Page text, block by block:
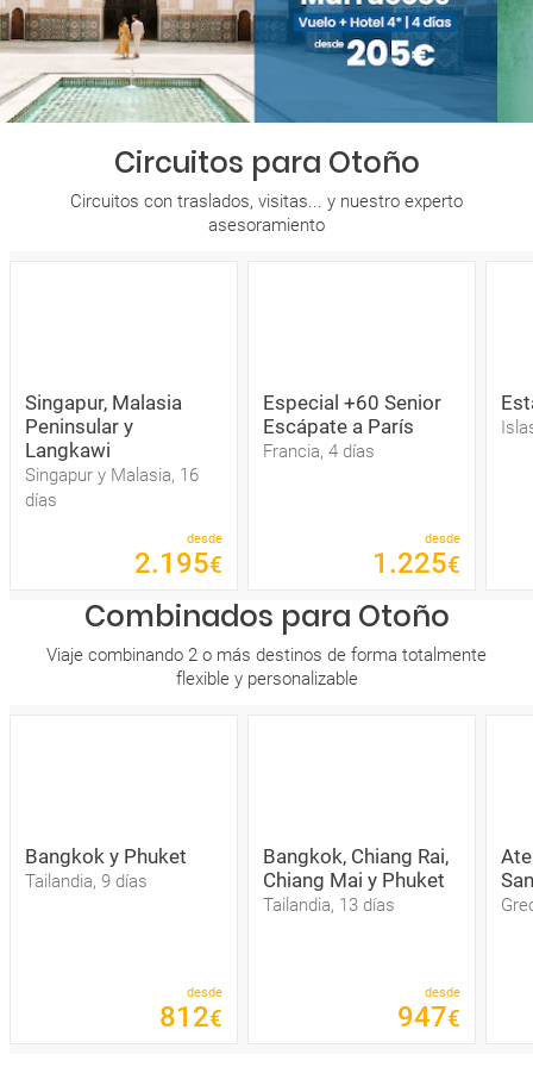
Circuitos para Otoño
Circuitos con traslados, visitas... y nuestro experto
asesoramiento
Singapur, Malasia
Peninsular y
Langkawi
Singapur y Malasia, 16
días
desde
2.195€
Especial +60 Senior
Escápate a París
Francia, 4 días
desde
1 .225€
Combinados para Otoño
Viaje combinando 2 o más destinos de forma totalmente
flexible y personalizable
Bangkok y Phuket
Tailandia, 9 días
desde
812€
Bangkok, Chiang Rai,
Chiang Mai y Phuket
Tailandia, 13 días
desde
947€